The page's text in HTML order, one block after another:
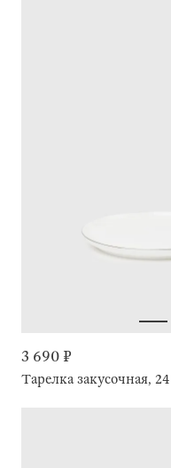
3 690 ₽
Тарелка закусочная,